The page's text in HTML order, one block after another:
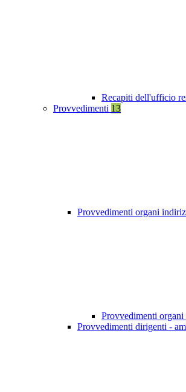
Recapiti dell'ufficio
Provvedimenti 13
Provvedimenti organi
Provvedimenti
Provvedimenti dirigenti -